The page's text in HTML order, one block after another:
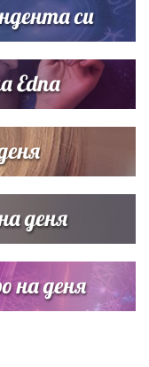
си
Edna
деня
на деня